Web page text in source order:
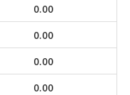
0.00
0.00
0.00
0.00